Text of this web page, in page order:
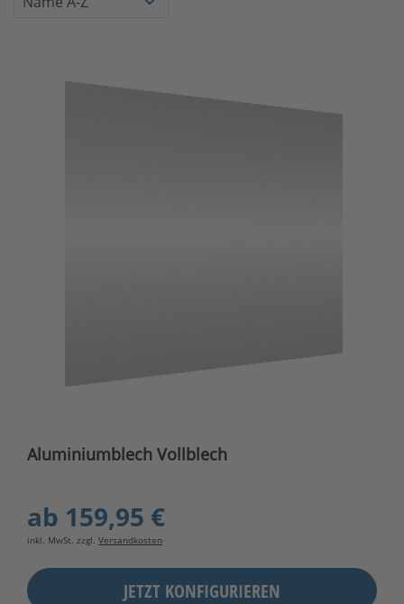
Aluminiumblech Vollblech
ab 159,95 €
inkl. MwSt. zzgl. Versandkosten
JETZT KONFIGURIEREN